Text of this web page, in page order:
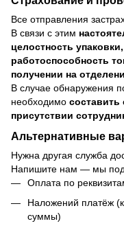
Все отправления
В связи с этим
целостность
работоспособность
получении на
В случае обнаружения
необходимо составить
присутствии
Альтернативные
Нужна другая служба
Напишите нам — мы
Оплата по
Наложений платёж
суммы)